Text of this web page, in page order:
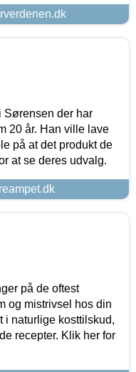
Sørensen der har
20 år. Han ville lave
på at det produkt de
at se deres udvalg.
på de oftest
og mistrivsel hos din
i naturlige kosttilskud,
recepter. Klik her for